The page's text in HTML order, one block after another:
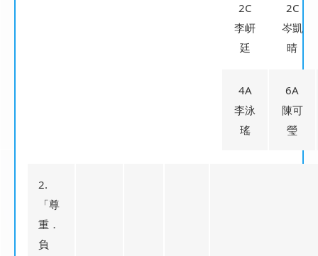
2C
李岍
廷
2C
岑凱
晴
4A
李泳
瑤
6A
陳可
瑩
2.
「尊
重．
負